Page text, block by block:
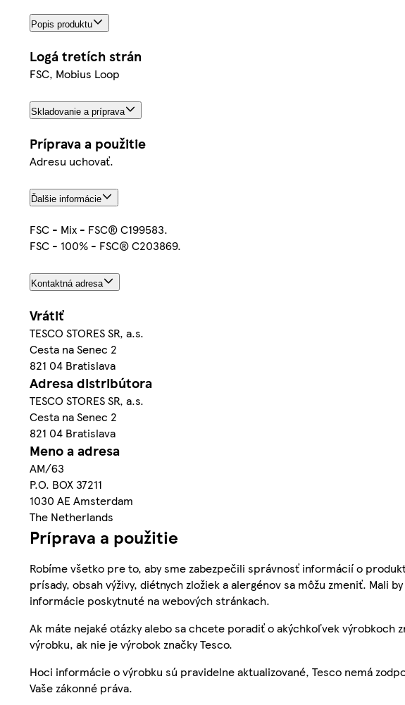
Popis produktu
Logá tretích strán
FSC, Mobius Loop
Skladovanie a príprava
Príprava a použitie
Adresu uchovať.
Ďalšie informácie
FSC - Mix - FSC® C199583.
FSC - 100% - FSC® C203869.
Kontaktná adresa
Vrátiť
TESCO STORES SR, a.s.
Cesta na Senec 2
821 04 Bratislava
Adresa distribútora
TESCO STORES SR, a.s.
Cesta na Senec 2
821 04 Bratislava
Meno a adresa
AM/63
P.O. BOX 37211
1030 AE Amsterdam
The Netherlands
Príprava a použitie
Robíme všetko pre to, aby sme zabezpečili správnosť informácií o
prísady, obsah výživy, diétnych zložiek a alergénov sa môžu zmeniť. Mali
informácie poskytnuté na webových stránkach.
Ak máte nejaké otázky alebo sa chcete poradiť o akýchkoľvek výrobkoch
výrobku, ak nie je výrobok značky Tesco.
Hoci informácie o výrobku sú pravidelne aktualizované, Tesco nemá
Vaše zákonné práva.